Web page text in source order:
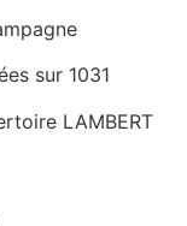
sur 1031
LAMBERT